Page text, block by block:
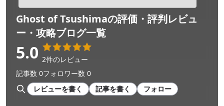
Ghost of Tsushimaの評価・評判レビュ
ー・攻略ブログ一覧
5.0 2件のレビュー
記事数 0フォロワー数 0
レビューを書く
記事を書く フォロー